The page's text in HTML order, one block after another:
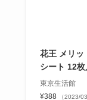
花王 メリッ
シート 12枚
東京生活館
¥388
（2023/